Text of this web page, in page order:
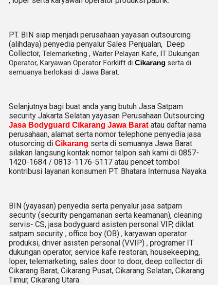
PT. BIN siap menjadi perusahaan yayasan outsourcing
(alihdaya) penyedia penyalur Sales Penjualan, Deep
Collector, Telemarketing , Waiter Pelayan Kafe, IT Dukungan
Operator, Karyawan Operator Forklift di Cikarang serta di
semuanya berlokasi di Jawa Barat.
Selanjutnya bagi buat anda yang butuh Jasa Satpam
security Jakarta Selatan yayasan Perusahaan Outsourcing
Jasa Bodyguard Cikarang Jawa Baratatau daftar nama
perusahaan, alamat serta nomor telephone penyedia jasa
otusorcing di Cikarang serta di semuanya Jawa Barat
silakan langsung kontak nomor telpon sah kami di 0857-
1420-1684 / 0813-1176-5117 atau pencet tombol
kontribusi layanan konsumen PT. Bhatara Internusa Nayaka.
BIN (yayasan) penyedia serta penyalur jasa satpam
security (security pengamanan serta keamanan), cleaning
servis- CS, jasa bodyguard asisten personal VIP, diklat
satpam security , office boy (OB) , karyawan operator
produksi, driver asisten personal (VVIP) , programer IT
dukungan operator, service kafe restoran, housekeeping,
loper, telemarketing, sales door to door, deep collector di
Cikarang Barat, Cikarang Pusat, Cikarang Selatan, Cikarang
Timur, Cikarang Utara .